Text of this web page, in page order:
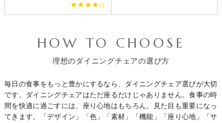
★★★★☆
HOW TO CHOOSE
理想のダイニングチェアの選び方
毎日の食事をもっと豊かにするなら、ダイニングチェア選びが大切
です。ダイニングチェアはただ座るだけじゃありません。食事の時
間を快適に過ごすには、座り心地はもちろん、見た目も重要になっ
てきます。「デザイン」「色」「素材」「機能」「座り心地」「サ